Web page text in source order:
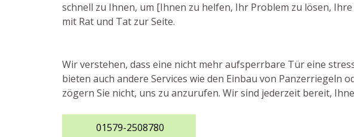
schnell zu Ihnen, um [Ihnen zu helfen, Ihr Problem zu lösen,
mit Rat und Tat zur Seite.
Wir verstehen, dass eine nicht mehr aufsperrbare Tür eine
bieten auch andere Services wie den Einbau von Panzerriegeln
zögern Sie nicht, uns zu anzurufen. Wir sind jederzeit bereit,
01579-2508780